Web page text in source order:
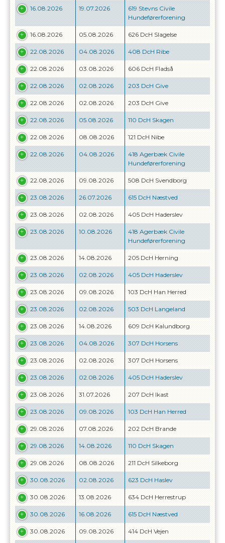
16.08.2026 19.07.2026
619 Stevns Civile
Hundeførerforening
16.08.2026 05.08.2026 626 DcH Slagelse
22.08.2026 04.08.2026 408 DcH Ribe
22.08.2026 03.08.2026 606 DcH Fladså
22.08.2026 02.08.2026 203 DcH Give
22.08.2026 02.08.2026 203 DcH Give
22.08.2026 05.08.2026 110 DcH Skagen
22.08.2026 08.08.2026 121 DcH Nibe
22.08.2026 04.08.2026
418 Agerbæk Civile
Hundeførerforening
22.08.2026 09.08.2026 508 DcH Svendborg
23.08.2026 26.07.2026 615 DcH Næstved
23.08.2026 02.08.2026 405 DcH Haderslev
23.08.2026 10.08.2026
418 Agerbæk Civile
Hundeførerforening
23.08.2026 14.08.2026 205 DcH Herning
23.08.2026 02.08.2026 405 DcH Haderslev
23.08.2026 09.08.2026 103 DcH Han Herred
23.08.2026 02.08.2026 503 DcH Langeland
23.08.2026 14.08.2026 609 DcH Kalundborg
23.08.2026 04.08.2026 307 DcH Horsens
23.08.2026 02.08.2026 307 DcH Horsens
23.08.2026 02.08.2026 405 DcH Haderslev
23.08.2026 31.07.2026 207 DcH Ikast
23.08.2026 09.08.2026 103 DcH Han Herred
29.08.2026 07.08.2026 202 DcH Brande
29.08.2026 14.08.2026 110 DcH Skagen
29.08.2026 08.08.2026 211 DcH Silkeborg
30.08.2026 02.08.2026 623 DcH Haslev
30.08.2026 13.08.2026 634 DcH Herrestrup
30.08.2026 16.08.2026 615 DcH Næstved
30.08.2026 09.08.2026 414 DcH Vejen